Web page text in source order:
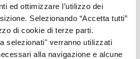
ed ottimizzare l’utilizzo dei
Selezionando “Accetta tutti”
di cookie di terze parti.
selezionati" verranno utilizzati
alla navigazione e alcune